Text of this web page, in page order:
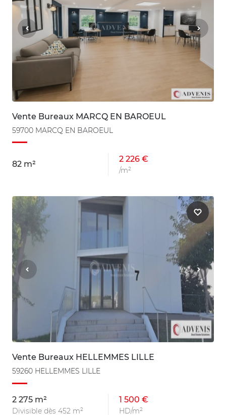
Vente Bureaux MARCQ EN BAROEUL
59700 MARCQ EN BAROEUL
82 m²
2 226 €
/m²
Vente Bureaux HELLEMMES LILLE
59260 HELLEMMES LILLE
2 275 m²
Divisible dès 452 m²
1 500 €
HD/m²